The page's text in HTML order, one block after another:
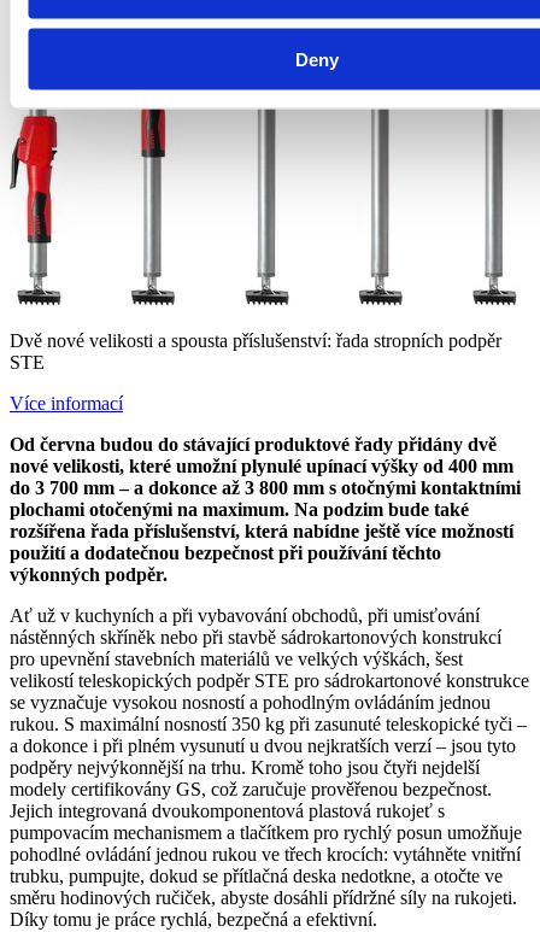
Deny
Dvě nové velikosti a spousta příslušenství: řada stropních podpěr
STE
Více informací
Od června budou do stávající produktové řady přidány dvě
nové velikosti, které umožní plynulé upínací výšky od 400 mm
do 3 700 mm – a dokonce až 3 800 mm s otočnými kontaktními
plochami otočenými na maximum. Na podzim bude také
rozšířena řada příslušenství, která nabídne ještě více možností
použití a dodatečnou bezpečnost při používání těchto
výkonných podpěr.
Ať už v kuchyních a při vybavování obchodů, při umisťování
nástěnných skříněk nebo při stavbě sádrokartonových konstrukcí
pro upevnění stavebních materiálů ve velkých výškách, šest
velikostí teleskopických podpěr STE pro sádrokartonové konstrukce
se vyznačuje vysokou nosností a pohodlným ovládáním jednou
rukou. S maximální nosností 350 kg při zasunuté teleskopické tyči –
a dokonce i při plném vysunutí u dvou nejkratších verzí – jsou tyto
podpěry nejvýkonnější na trhu. Kromě toho jsou čtyři nejdelší
modely certifikovány GS, což zaručuje prověřenou bezpečnost.
Jejich integrovaná dvoukomponentová plastová rukojeť s
pumpovacím mechanismem a tlačítkem pro rychlý posun umožňuje
pohodlné ovládání jednou rukou ve třech krocích: vytáhněte vnitřní
trubku, pumpujte, dokud se přítlačná deska nedotkne, a otočte ve
směru hodinových ručiček, abyste dosáhli přídržné síly na rukojeti.
Díky tomu je práce rychlá, bezpečná a efektivní.